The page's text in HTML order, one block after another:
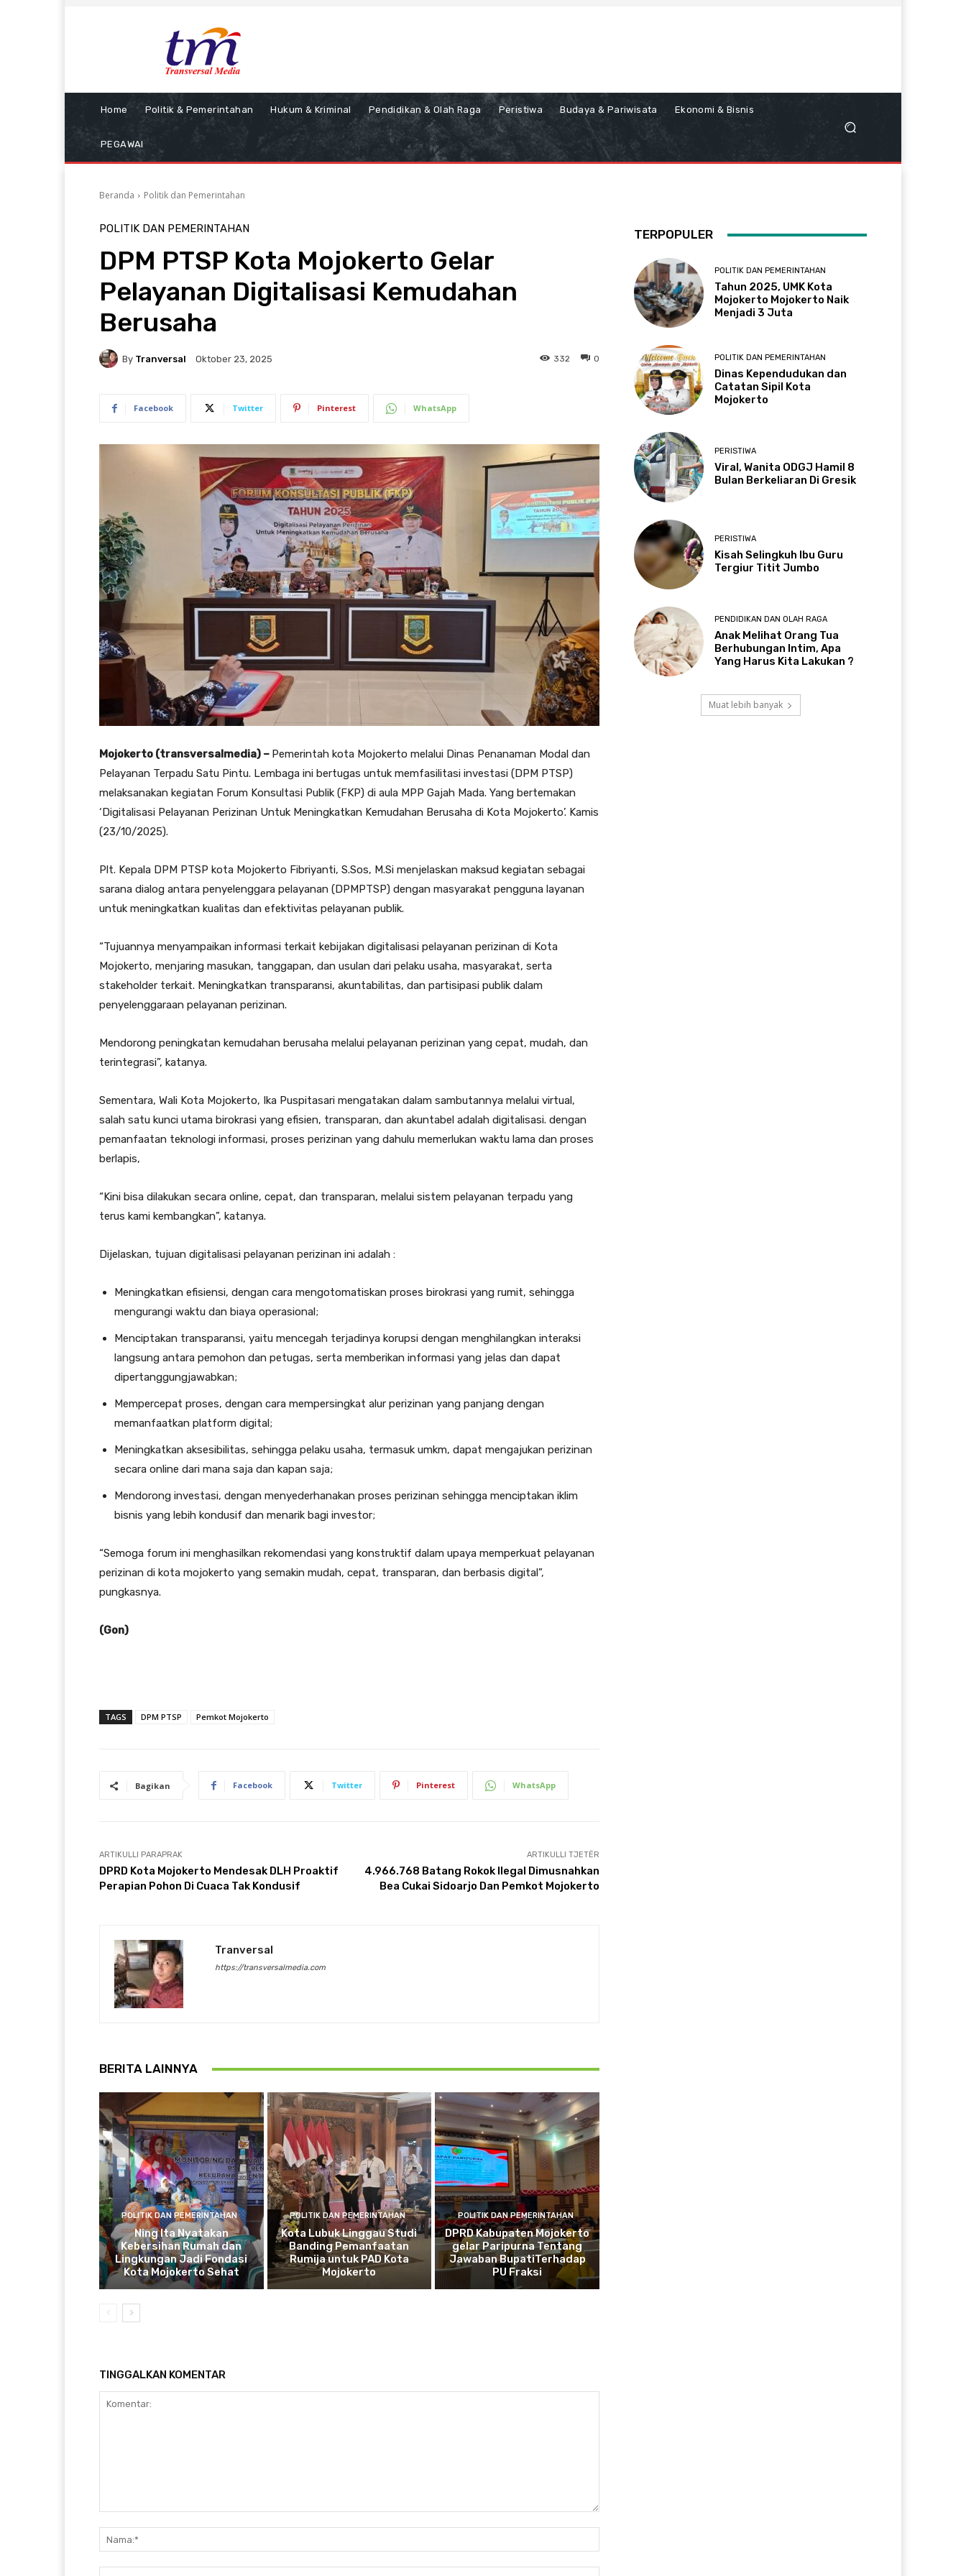
Home Politik & Pemerintahan Hukum & Kriminal Pendidikan & Olah Raga Peristiwa Budaya & Pariwisata Ekonomi & Bisnis
PEGAWAI
Beranda Politik dan Pemerintahan
POLITIK DAN PEMERINTAHAN
DPM PTSP Kota Mojokerto Gelar
Pelayanan Digitalisasi Kemudahan
Berusaha
By Tranversal Oktober 23, 2025 0
332
Facebook Twitter Pinterest WhatsApp
Mojokerto (transversalmedia) – Pemerintah kota Mojokerto melalui Dinas Penanaman Modal dan
Pelayanan Terpadu Satu Pintu. Lembaga ini bertugas untuk memfasilitasi investasi (DPM PTSP)
melaksanakan kegiatan Forum Konsultasi Publik (FKP) di aula MPP Gajah Mada. Yang bertemakan
‘Digitalisasi Pelayanan Perizinan Untuk Meningkatkan Kemudahan Berusaha di Kota Mojokerto’. Kamis
(23/10/2025).
Plt. Kepala DPM PTSP kota Mojokerto Fibriyanti, S.Sos, M.Si menjelaskan maksud kegiatan sebagai
sarana dialog antara penyelenggara pelayanan (DPMPTSP) dengan masyarakat pengguna layanan
untuk meningkatkan kualitas dan efektivitas pelayanan publik.
“Tujuannya menyampaikan informasi terkait kebijakan digitalisasi pelayanan perizinan di Kota
Mojokerto, menjaring masukan, tanggapan, dan usulan dari pelaku usaha, masyarakat, serta
stakeholder terkait. Meningkatkan transparansi, akuntabilitas, dan partisipasi publik dalam
penyelenggaraan pelayanan perizinan.
Mendorong peningkatan kemudahan berusaha melalui pelayanan perizinan yang cepat, mudah, dan
terintegrasi”, katanya.
Sementara, Wali Kota Mojokerto, Ika Puspitasari mengatakan dalam sambutannya melalui virtual,
salah satu kunci utama birokrasi yang efisien, transparan, dan akuntabel adalah digitalisasi. dengan
pemanfaatan teknologi informasi, proses perizinan yang dahulu memerlukan waktu lama dan proses
berlapis,
“Kini bisa dilakukan secara online, cepat, dan transparan, melalui sistem pelayanan terpadu yang
terus kami kembangkan”, katanya.
Dijelaskan, tujuan digitalisasi pelayanan perizinan ini adalah :
Meningkatkan efisiensi, dengan cara mengotomatiskan proses birokrasi yang rumit, sehingga
mengurangi waktu dan biaya operasional;
Menciptakan transparansi, yaitu mencegah terjadinya korupsi dengan menghilangkan interaksi
langsung antara pemohon dan petugas, serta memberikan informasi yang jelas dan dapat
dipertanggungjawabkan;
Mempercepat proses, dengan cara mempersingkat alur perizinan yang panjang dengan
memanfaatkan platform digital;
Meningkatkan aksesibilitas, sehingga pelaku usaha, termasuk umkm, dapat mengajukan perizinan
secara online dari mana saja dan kapan saja;
Mendorong investasi, dengan menyederhanakan proses perizinan sehingga menciptakan iklim
bisnis yang lebih kondusif dan menarik bagi investor;
“Semoga forum ini menghasilkan rekomendasi yang konstruktif dalam upaya memperkuat pelayanan
perizinan di kota mojokerto yang semakin mudah, cepat, transparan, dan berbasis digital”,
pungkasnya.
(Gon)
TAGS DPM PTSP Pemkot Mojokerto
Bagikan Facebook Twitter Pinterest WhatsApp
ARTIKULLI PARAPRAK
DPRD Kota Mojokerto Mendesak DLH Proaktif
Perapian Pohon Di Cuaca Tak Kondusif
ARTIKULLI TJETËR
4.966.768 Batang Rokok Ilegal Dimusnahkan
Bea Cukai Sidoarjo Dan Pemkot Mojokerto
Tranversal
https://transversalmedia.com
BERITA LAINNYA
POLITIK DAN PEMERINTAHAN
Ning Ita Nyatakan
Kebersihan Rumah dan
Lingkungan Jadi Fondasi
Kota Mojokerto Sehat
POLITIK DAN PEMERINTAHAN
Kota Lubuk Linggau Studi
Banding Pemanfaatan
Rumija untuk PAD Kota
Mojokerto
POLITIK DAN PEMERINTAHAN
DPRD Kabupaten Mojokerto
gelar Paripurna Tentang
Jawaban BupatiTerhadap
PU Fraksi
TINGGALKAN KOMENTAR
TERPOPULER
POLITIK DAN PEMERINTAHAN
Tahun 2025, UMK Kota
Mojokerto Mojokerto Naik
Menjadi 3 Juta
POLITIK DAN PEMERINTAHAN
Dinas Kependudukan dan
Catatan Sipil Kota
Mojokerto
PERISTIWA
Viral, Wanita ODGJ Hamil 8
Bulan Berkeliaran Di Gresik
PERISTIWA
Kisah Selingkuh Ibu Guru
Tergiur Titit Jumbo
PENDIDIKAN DAN OLAH RAGA
Anak Melihat Orang Tua
Berhubungan Intim, Apa
Yang Harus Kita Lakukan ?
Muat lebih banyak